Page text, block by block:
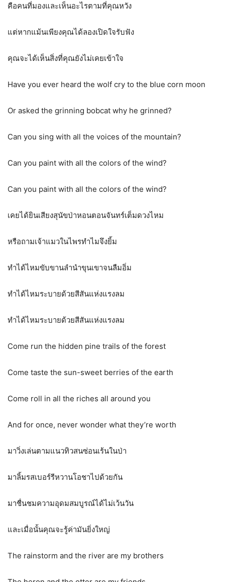
คือคนที่มองและเห็นอะไรตามที่คุณหวัง
แต่หากแม้นเพียงคุณได้ลองเปิดใจรับฟัง
คุณจะได้เห็นสิ่งที่คุณยังไม่เคยเข้าใจ
Have you ever heard the wolf cry to the blue corn moon
Or asked the grinning bobcat why he grinned?
Can you sing with all the voices of the mountain?
Can you paint with all the colors of the wind?
Can you paint with all the colors of the wind?
เคยได้ยินเสียงสุนัขป่าหอนตอนจันทร์เต็มดวงไหม
หรือถามเจ้าแมวในไพรทำไมจึงยิ้ม
ทำได้ไหมขับขานลำนำขุนเขาจนลืมอิ่ม
ทำได้ไหมระบายด้วยสีสันแห่งแรงลม
ทำได้ไหมระบายด้วยสีสันแห่งแรงลม
Come run the hidden pine trails of the forest
Come taste the sun-sweet berries of the earth
Come roll in all the riches all around you
And for once, never wonder what they’re worth
มาวิ่งเล่นตามแนวทิวสนซ่อนเร้นในป่า
มาลิ้มรสเบอร์รีหวานโอชาไปด้วยกัน
มาชื่นชมความอุดมสมบูรณ์ได้ไม่เว้นวัน
และเมื่อนั้นคุณจะรู้ค่ามันยิ่งใหญ่
The rainstorm and the river are my brothers